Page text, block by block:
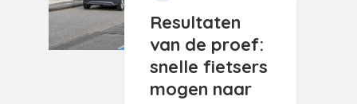
Resultaten
van de proef:
snelle fietsers
mogen naar